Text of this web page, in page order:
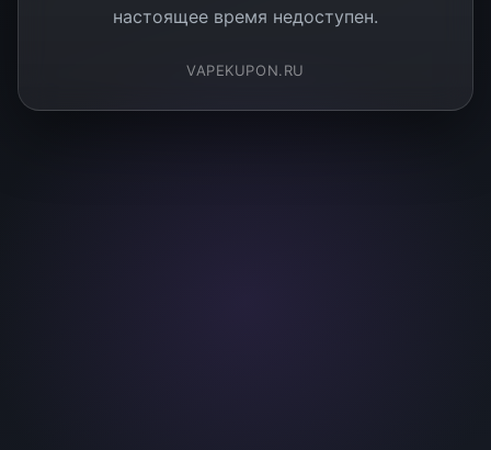
настоящее время недоступен.
VAPEKUPON.RU